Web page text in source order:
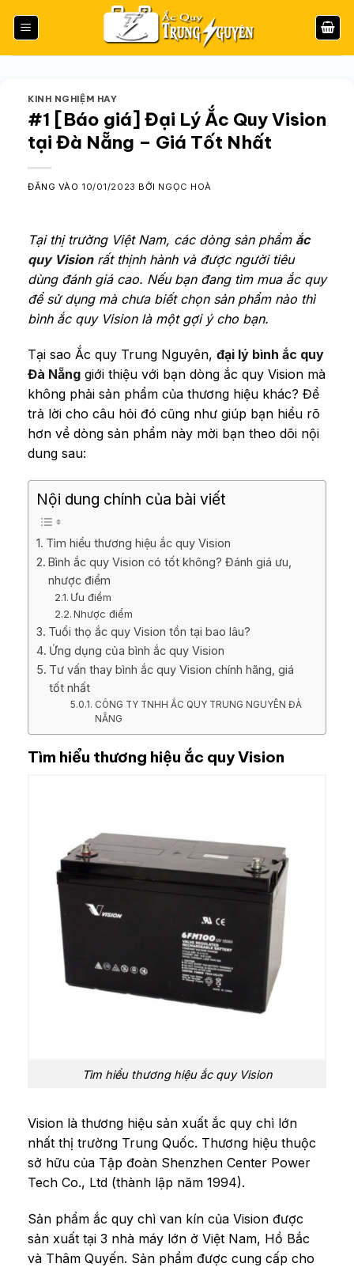
qua
KINH NGHIỆM HAY
#1 [Báo giá] Đại Lý Ắc Quy Vision
tại Đà Nẵng – Giá Tốt Nhất
ĐĂNG VÀO 10/01/2023 BỞI NGỌC HOÀ
Tại thị trường Việt Nam, các dòng sản phẩm ắc
quy Visionrất thịnh hành và được người tiêu
dùng đánh giá cao. Nếu bạn đang tìm mua ắc quy
để sử dụng mà chưa biết chọn sản phẩm nào thì
bình ắc quy Vision là một gợi ý cho bạn.
Tại sao Ắc quy Trung Nguyên, đại lý bình ắc quy
Đà Nẵng giới thiệu với bạn dòng ắc quy Vision mà
không phải sản phẩm của thương hiệu khác? Để
trả lời cho câu hỏi đó cũng như giúp bạn hiểu rõ
hơn về dòng sản phẩm này mời bạn theo dõi nội
dung sau:
Nội dung chính của bài viết
Tìm hiểu thương hiệu ắc quy Vision
Bình ắc quy Vision có tốt không? Đánh giá ưu,
nhược điểm
Ưu điểm
Nhược điểm
Tuổi thọ ắc quy Vision tồn tại bao lâu?
Ứng dụng của bình ắc quy Vision
Tư vấn thay bình ắc quy Vision chính hãng, giá
tốt nhất
CÔNG TY TNHH ẮC QUY TRUNG NGUYÊN ĐÀ
NẴNG
Tìm hiểu thương hiệu ắc quy Vision
Tìm hiểu thương hiệu ắc quy Vision
Vision là thương hiệu sản xuất ắc quy chì lớn
nhất thị trường Trung Quốc. Thương hiệu thuộc
sở hữu của Tập đoàn Shenzhen Center Power
Tech Co., Ltd (thành lập năm 1994).
Sản phẩm ắc quy chì van kín của Vision được
sản xuất tại 3 nhà máy lớn ở Việt Nam, Hồ Bắc
và Thâm Quyến. Sản phẩm được cung cấp cho